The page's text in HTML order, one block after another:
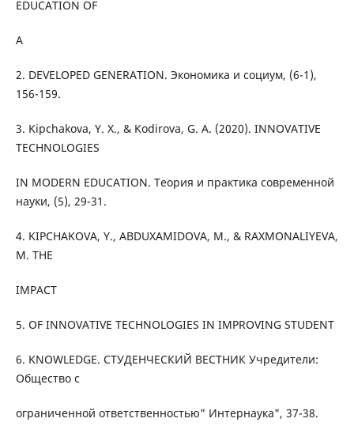
EDUCATION OF
A
2. DEVELOPED GENERATION. Экономика и социум, (6-1),
156-159.
3. Kipchakova, Y. X., & Kodirova, G. A. (2020). INNOVATIVE
TECHNOLOGIES
IN MODERN EDUCATION. Теория и практика современной
науки, (5), 29-31.
4. KIPCHAKOVA, Y., ABDUXAMIDOVA, M., & RAXMONALIYEVA,
M. THE
IMPACT
5. OF INNOVATIVE TECHNOLOGIES IN IMPROVING STUDENT
6. KNOWLEDGE. СТУДЕНЧЕСКИЙ ВЕСТНИК Учредители:
Общество с
ограниченной ответственностью" Интернаука", 37-38.